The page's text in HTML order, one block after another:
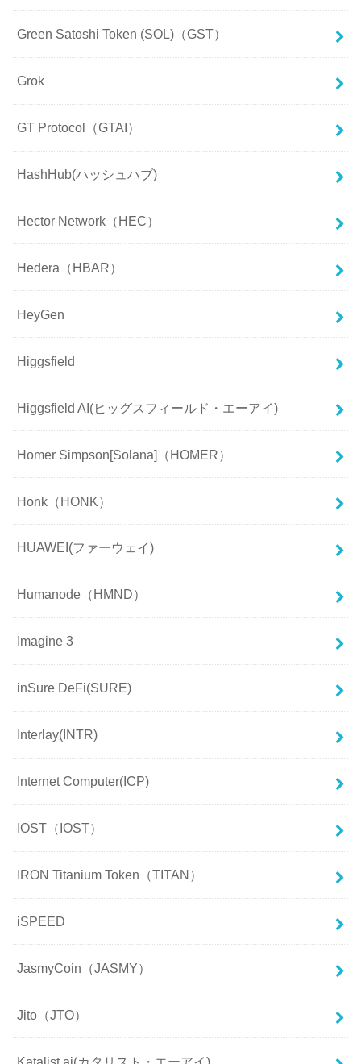
Green Satoshi Token (SOL)（GST）
Grok
GT Protocol（GTAI）
HashHub(ハッシュハブ)
Hector Network（HEC）
Hedera（HBAR）
HeyGen
Higgsfield
Higgsfield AI(ヒッグスフィールド・エーアイ)
Homer Simpson[Solana]（HOMER）
Honk（HONK）
HUAWEI(ファーウェイ)
Humanode（HMND）
Imagine 3
inSure DeFi(SURE)
Interlay(INTR)
Internet Computer(ICP)
IOST（IOST）
IRON Titanium Token（TITAN）
iSPEED
JasmyCoin（JASMY）
Jito（JTO）